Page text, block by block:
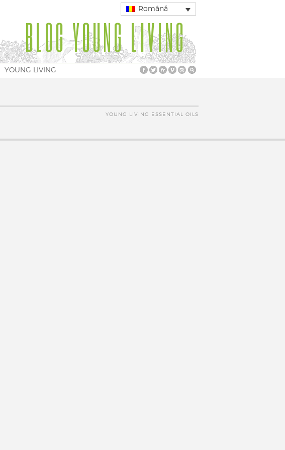
Română
BLOG YOUNG LIVING
YOUNG LIVING
YOUNG LIVING ESSENTIAL OILS